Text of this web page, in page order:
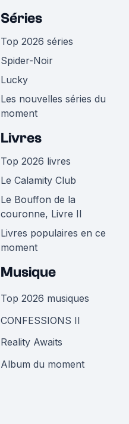
Séries
Top 2026 séries
Spider-Noir
Lucky
Les nouvelles séries du
moment
Livres
Top 2026 livres
Le Calamity Club
Le Bouffon de la
couronne, Livre II
Livres populaires en ce
moment
Musique
Top 2026 musiques
CONFESSIONS II
Reality Awaits
Album du moment